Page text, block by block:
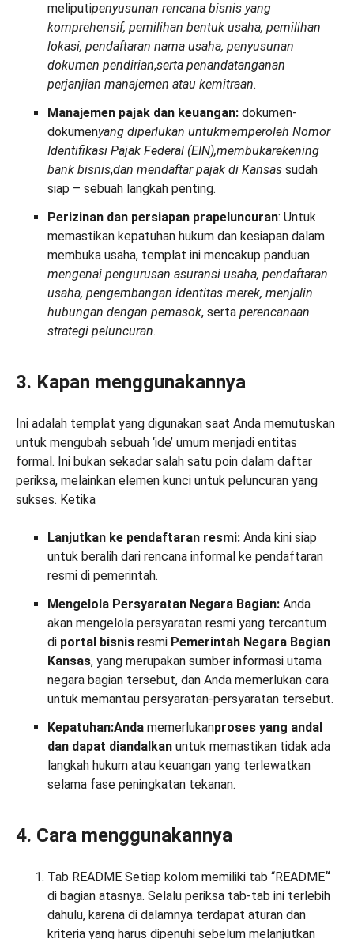
meliputipenyusunan rencana bisnis yang
komprehensif, pemilihan bentuk usaha, pemilihan
lokasi, pendaftaran nama usaha, penyusunan
dokumen pendirian,serta penandatanganan
perjanjian manajemen atau kemitraan.
Manajemen pajak dan keuangan: dokumen-
dokumenyang diperlukan untukmemperoleh Nomor
Identifikasi Pajak Federal (EIN),membukarekening
bank bisnis,dan mendaftar pajak di Kansas sudah
siap – sebuah langkah penting.
Perizinan dan persiapan prapeluncuran: Untuk
memastikan kepatuhan hukum dan kesiapan dalam
membuka usaha, templat ini mencakup panduan
mengenai pengurusan asuransi usaha, pendaftaran
usaha, pengembangan identitas merek, menjalin
hubungan dengan pemasok, serta perencanaan
strategi peluncuran.
3. Kapan menggunakannya
Ini adalah templat yang digunakan saat Anda memutuskan
untuk mengubah sebuah ‘ide’ umum menjadi entitas
formal. Ini bukan sekadar salah satu poin dalam daftar
periksa, melainkan elemen kunci untuk peluncuran yang
sukses. Ketika
Lanjutkan ke pendaftaran resmi: Anda kini siap
untuk beralih dari rencana informal ke pendaftaran
resmi di pemerintah.
Mengelola Persyaratan Negara Bagian: Anda
akan mengelola persyaratan resmi yang tercantum
di portal bisnis resmi Pemerintah Negara Bagian
Kansas, yang merupakan sumber informasi utama
negara bagian tersebut, dan Anda memerlukan cara
untuk memantau persyaratan-persyaratan tersebut.
Kepatuhan:Anda memerlukanproses yang andal
dan dapat diandalkan untuk memastikan tidak ada
langkah hukum atau keuangan yang terlewatkan
selama fase peningkatan tekanan.
4. Cara menggunakannya
Tab README Setiap kolom memiliki tab “README“
di bagian atasnya. Selalu periksa tab-tab ini terlebih
dahulu, karena di dalamnya terdapat aturan dan
kriteria yang harus dipenuhi sebelum melanjutkan